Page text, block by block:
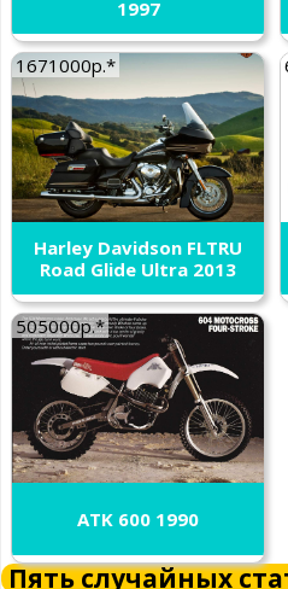
1997
1671000р.*
Harley Davidson FLTRU
Road Glide Ultra 2013
505000р.*
ATK 600 1990
Пять случайных